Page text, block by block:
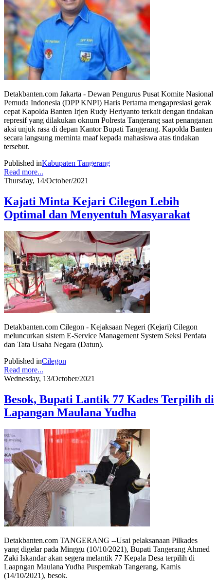
Detakbanten.com Jakarta - Dewan Pengurus Pusat Komite Nasional
Pemuda Indonesia (DPP KNPI) Haris Pertama mengapresiasi gerak
cepat Kapolda Banten Irjen Rudy Heriyanto terkait dengan tindakan
represif yang dilakukan oknum Polresta Tangerang saat penanganan
aksi unjuk rasa di depan Kantor Bupati Tangerang. Kapolda Banten
secara langsung meminta maaf kepada mahasiswa atas tindakan
tersebut.
Published inKabupaten Tangerang
Read more...
Thursday, 14/October/2021
Kajati Minta Kejari Cilegon Lebih
Optimal dan Menyentuh Masyarakat
Detakbanten.com Cilegon - Kejaksaan Negeri (Kejari) Cilegon
meluncurkan sistem E-Service Management System Seksi Perdata
dan Tata Usaha Negara (Datun).
Published inCilegon
Read more...
Wednesday, 13/October/2021
Besok, Bupati Lantik 77 Kades Terpilih di
Lapangan Maulana Yudha
Detakbanten.com TANGERANG --Usai pelaksanaan Pilkades
yang digelar pada Minggu (10/10/2021), Bupati Tangerang Ahmed
Zaki Iskandar akan segera melantik 77 Kepala Desa terpilih di
Laapngan Maulana Yudha Puspemkab Tangerang, Kamis
(14/10/2021), besok.